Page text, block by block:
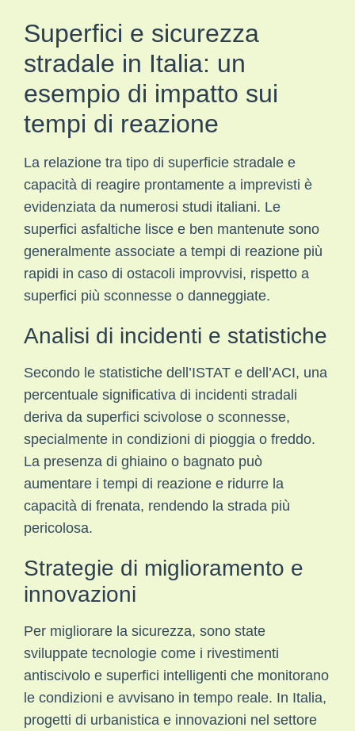
Superfici e sicurezza
stradale in Italia: un
esempio di impatto sui
tempi di reazione
La relazione tra tipo di superficie stradale e
capacità di reagire prontamente a imprevisti è
evidenziata da numerosi studi italiani. Le
superfici asfaltiche lisce e ben mantenute sono
generalmente associate a tempi di reazione più
rapidi in caso di ostacoli improvvisi, rispetto a
superfici più sconnesse o danneggiate.
Analisi di incidenti e statistiche
Secondo le statistiche dell’ISTAT e dell’ACI, una
percentuale significativa di incidenti stradali
deriva da superfici scivolose o sconnesse,
specialmente in condizioni di pioggia o freddo.
La presenza di ghiaino o bagnato può
aumentare i tempi di reazione e ridurre la
capacità di frenata, rendendo la strada più
pericolosa.
Strategie di miglioramento e
innovazioni
Per migliorare la sicurezza, sono state
sviluppate tecnologie come i rivestimenti
antiscivolo e superfici intelligenti che monitorano
le condizioni e avvisano in tempo reale. In Italia,
progetti di urbanistica e innovazioni nel settore